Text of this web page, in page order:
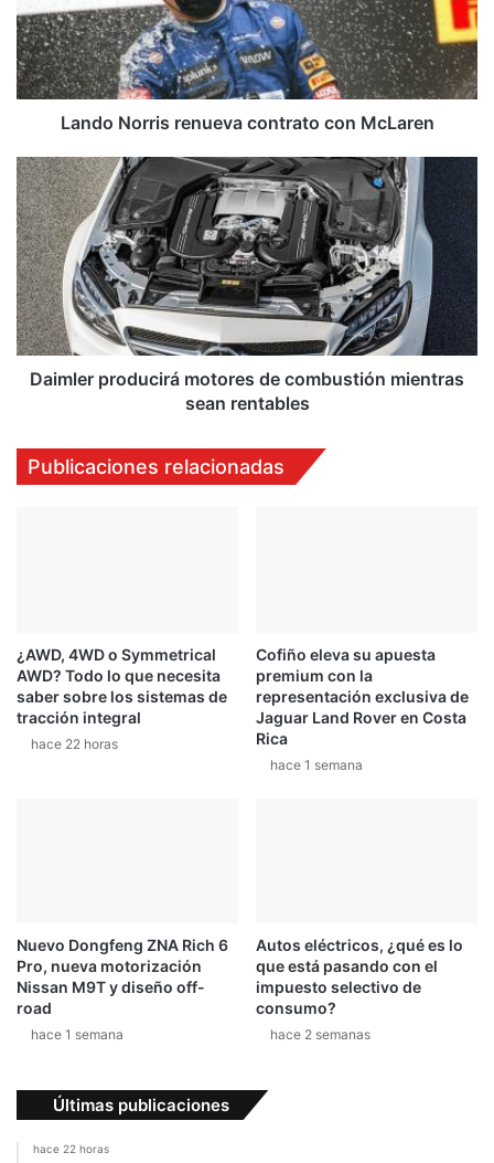
McLaren
Lando Norris renueva contrato con McLaren
Daimler
producirá
motores
de
combustión
mientras
sean
rentables
Daimler producirá motores de combustión mientras
sean rentables
Publicaciones relacionadas
¿AWD, 4WD o Symmetrical
AWD? Todo lo que necesita
saber sobre los sistemas de
tracción integral
hace 22 horas
Cofiño eleva su apuesta
premium con la
representación exclusiva de
Jaguar Land Rover en Costa
Rica
hace 1 semana
Nuevo Dongfeng ZNA Rich 6
Pro, nueva motorización
Nissan M9T y diseño off-
road
hace 1 semana
Autos eléctricos, ¿qué es lo
que está pasando con el
impuesto selectivo de
consumo?
hace 2 semanas
Últimas publicaciones
hace 22 horas